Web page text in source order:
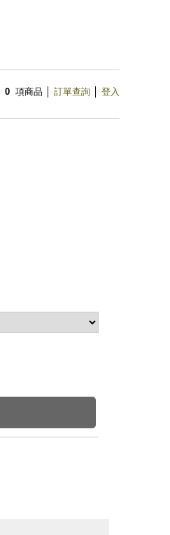
0 項商品 訂單查詢 登入